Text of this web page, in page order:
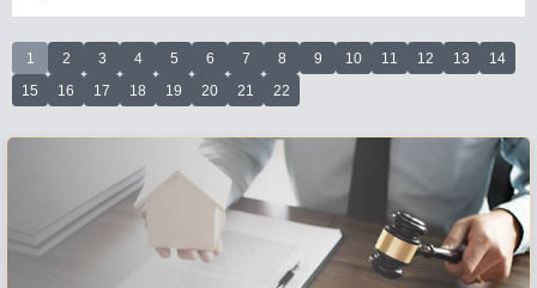
1 2 3 4 5 6 7 8 9 10 11 12 13
14
15
16 17 18 19 20 21 22